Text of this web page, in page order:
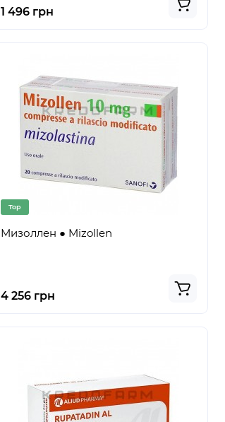
1 496 грн
Top
Мизоллен ● Mizollen
4 256 грн